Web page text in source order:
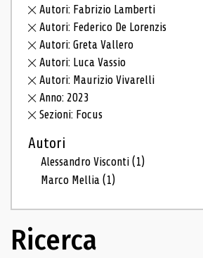
Autori: Fabrizio Lamberti
Autori: Federico De Lorenzis
Autori: Greta Vallero
Autori: Luca Vassio
Autori: Maurizio Vivarelli
Anno: 2023
Sezioni: Focus
Autori
Alessandro Visconti(1)
Marco Mellia(1)
Ricerca